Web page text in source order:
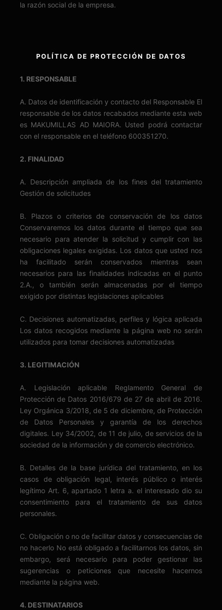
la razón social de la empresa.
POLÍTICA DE PROTECCIÓN DE DATOS
1. RESPONSABLE
A. Datos de identificación y contacto del Responsable El
responsable de los datos recabados mediante esta web
es MAKUMILLAS AD MAIORA. Usted podrá contactar
con el responsable en el teléfono 600351270.
2. FINALIDAD
A. Descripción ampliada de los fines del tratamiento
Gestión de solicitudes
B. Plazos o criterios de conservación de los datos
Conservaremos los datos durante el tiempo que sea
necesario para atender la solicitud y cumplir con las
obligaciones legales exigidas. Los datos que usted nos
ha facilitado serán conservados mientras sean
necesarios para las finalidades indicadas en el punto
2.A., o también serán almacenadas por el tiempo
exigido por distintas legislaciones aplicables
C. Decisiones automatizadas, perfiles y lógica aplicada
Los datos recogidos mediante la página web no serán
utilizados para tomar decisiones automatizadas
3. LEGITIMACIÓN
A. Legislación aplicable Reglamento General de
Protección de Datos 2016/679 de 27 de abril de 2016.
Ley Orgánica 3/2018, de 5 de diciembre, de Protección
de Datos Personales y garantía de los derechos
digitales. Ley 34/2002, de 11 de julio, de servicios de la
sociedad de la información y de comercio electrónico.
B. Detalles de la base jurídica del tratamiento, en los
casos de obligación legal, interés público o interés
legítimo Art. 6, apartado 1 letra a. el interesado dio su
consentimiento para el tratamiento de sus datos
personales.
C. Obligación o no de facilitar datos y consecuencias de
no hacerlo No está obligado a facilitarnos los datos, sin
embargo, será necesario para poder gestionar las
sugerencias o peticiones que necesite hacernos
mediante la página web.
4. DESTINATARIOS